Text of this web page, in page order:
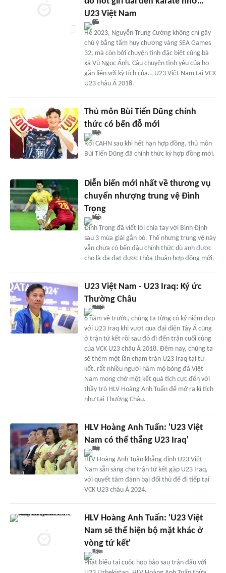
U23 Việt Nam
Hè 2023, Nguyễn Trung Cường không chỉ gây
chú ý bằng tấm huy chương vàng SEA Games
32, mà còn bởi chuyện tình đặc biệt cùng bà
xã Vũ Ngọc Ánh. Câu chuyện tình yêu của họ
gắn liền với kỳ tích của… U23 Việt Nam tại VCK
U23 châu Á 2018.
Thủ môn Bùi Tiến Dũng chính
thức có bến đỗ mới
Rời CAHN sau khi hết hạn hợp đồng, thủ môn
Bùi Tiến Dũng đã chính thức ký hợp đồng mới.
Diễn biến mới nhất về thương vụ
chuyển nhượng trung vệ Đình
Trọng
Đình Trọng đã viết lời chia tay với Bình Định
sau 3 mùa giải gắn bó. Thế nhưng trung vệ này
vẫn chưa có bến đậu chính thức dù anh được
cho là đã đạt được thỏa thuận hợp đồng mới.
U23 Việt Nam - U23 Iraq: Ký ức
Thường Châu
6 năm về trước, chúng ta từng có kỷ niệm đẹp
với U23 Iraq khi vượt qua đại diện Tây Á cũng
ở trận tứ kết rồi sau đó đi đến trận cuối cùng
của VCK U23 châu Á 2018. Đêm nay, chúng ta
sẽ thêm một lần chạm trán U23 Iraq tại tứ
kết, rất nhiều người hâm mộ bóng đá Việt
Nam mong chờ một kết quả tích cực đến với
thầy trò HLV Hoàng Anh Tuấn để mở ra kì tích
như tại Thường Châu.
HLV Hoàng Anh Tuấn: 'U23 Việt
Nam có thể thắng U23 Iraq'
HLV Hoàng Anh Tuấn khẳng định U23 Việt
Nam sẵn sàng cho trận tứ kết gặp U23 Iraq,
với quyết tâm đánh bại đối thủ để đi tiếp tại
VCK U23 châu Á 2024.
HLV Hoàng Anh Tuấn: 'U23 Việt
Nam sẽ thể hiện bộ mặt khác ở
vòng tứ kết'
Phát biểu tại cuộc họp báo sau trận đấu với